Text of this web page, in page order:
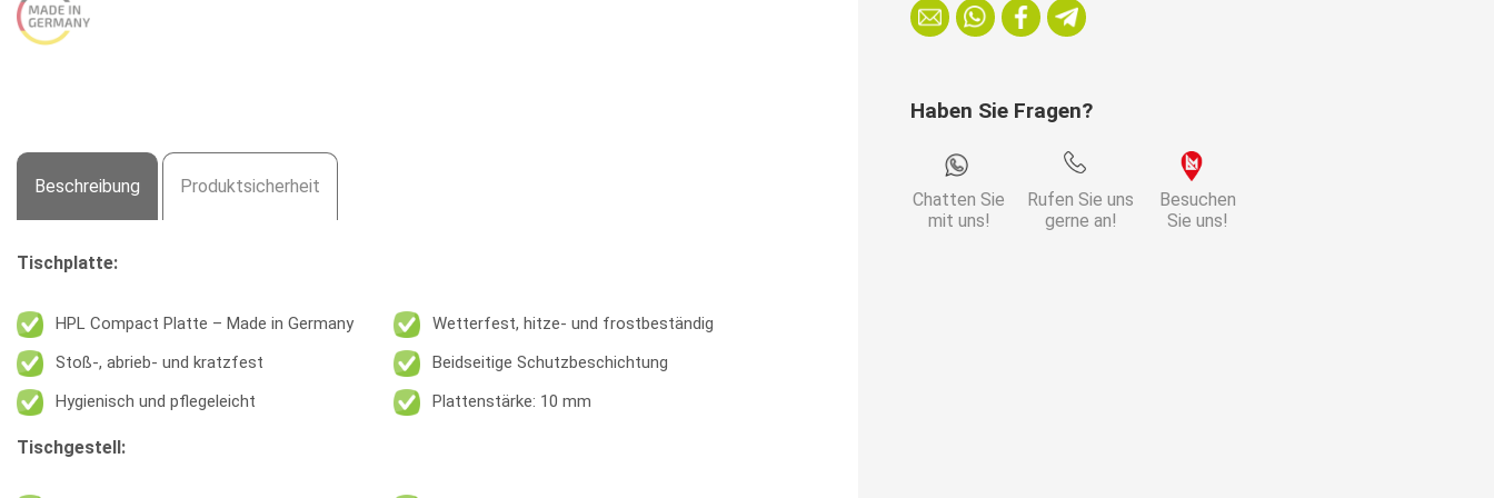
Beschreibung Produktsicherheit
Tischplatte:
HPL Compact Platte – Made in Germany
Wetterfest, hitze- und frostbeständig
Stoß-, abrieb- und kratzfest
Beidseitige Schutzbeschichtung
Hygienisch und pflegeleicht
Plattenstärke: 10 mm
Tischgestell:
70x70
Grau
Gold-
Haben Sie Fragen?
Chatten Sie
mit uns!
Rufen Sie uns
gerne an!
Besuchen
Sie uns!